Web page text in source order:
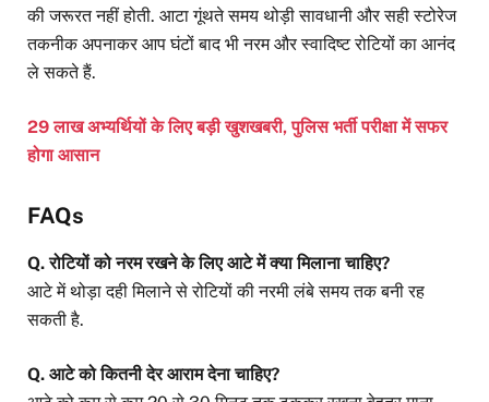
की जरूरत नहीं होती. आटा गूंथते समय थोड़ी सावधानी और सही स्टोरेज
तकनीक अपनाकर आप घंटों बाद भी नरम और स्वादिष्ट रोटियों का आनंद
ले सकते हैं.
29 लाख अभ्यर्थियों के लिए बड़ी खुशखबरी, पुलिस भर्ती परीक्षा में सफर
होगा आसान
FAQs
Q. रोटियों को नरम रखने के लिए आटे में क्या मिलाना चाहिए?
आटे में थोड़ा दही मिलाने से रोटियों की नरमी लंबे समय तक बनी रह
सकती है.
Q. आटे को कितनी देर आराम देना चाहिए?